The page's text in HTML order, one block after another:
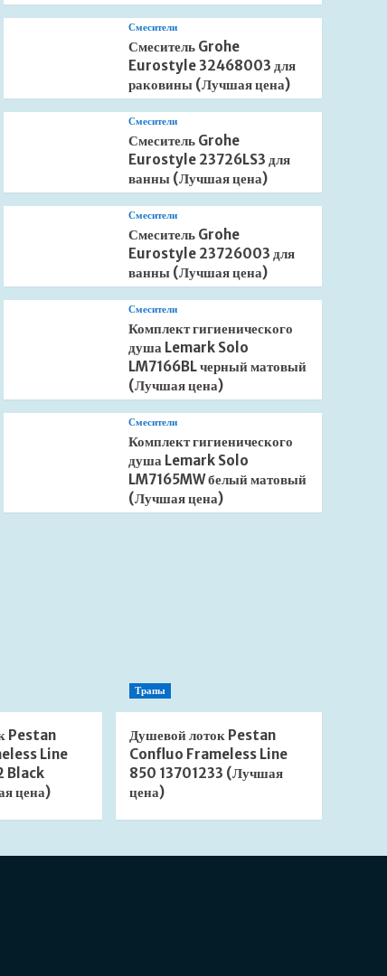
Смесители
Смеситель Grohe
Eurostyle 32468003 для
раковины (Лучшая цена)
Смесители
Смеситель Grohe
Eurostyle 23726LS3 для
ванны (Лучшая цена)
Смесители
Смеситель Grohe
Eurostyle 23726003 для
ванны (Лучшая цена)
Смесители
Комплект гигиенического
душа Lemark Solo
LM7166BL черный матовый
(Лучшая цена)
Смесители
Комплект гигиенического
душа Lemark Solo
LM7165MW белый матовый
(Лучшая цена)
Pestan
Line
Black
цена)
Трапы
Душевой лоток Pestan
Confluo Frameless Line
850 13701233 (Лучшая
цена)